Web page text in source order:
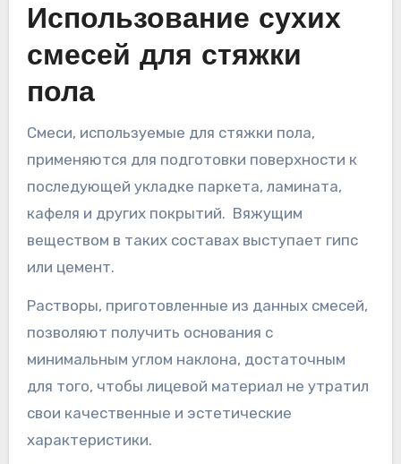
Использование сухих
смесей для стяжки
пола
Смеси, используемые для стяжки пола,
применяются для подготовки поверхности к
последующей укладке паркета, ламината,
кафеля и других покрытий. Вяжущим
веществом в таких составах выступает гипс
или цемент.
Растворы, приготовленные из данных смесей,
позволяют получить основания с
минимальным углом наклона, достаточным
для того, чтобы лицевой материал не утратил
свои качественные и эстетические
характеристики.